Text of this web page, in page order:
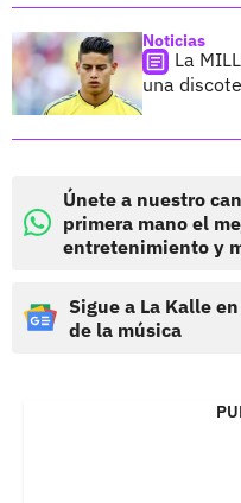
Noticias
La
una
Únete a nuestro
primera mano el
entretenimiento y
Sigue a La Kalle
de la música